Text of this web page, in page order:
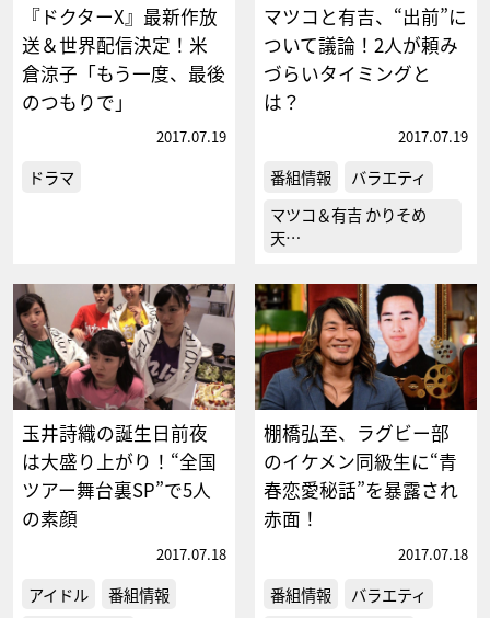
『ドクターX』最新作放
送＆世界配信決定！米
倉涼子「もう一度、最後
のつもりで」
2017.07.19
ドラマ
マツコと有吉、“出前”に
ついて議論！2人が頼み
づらいタイミングと
は？
2017.07.19
番組情報
バラエティ
マツコ＆有吉 かりそめ
天…
玉井詩織の誕生日前夜
は大盛り上がり！“全国
ツアー舞台裏SP”で5人
の素顔
2017.07.18
アイドル
番組情報
棚橋弘至、ラグビー部
のイケメン同級生に“青
春恋愛秘話”を暴露され
赤面！
2017.07.18
番組情報
バラエティ